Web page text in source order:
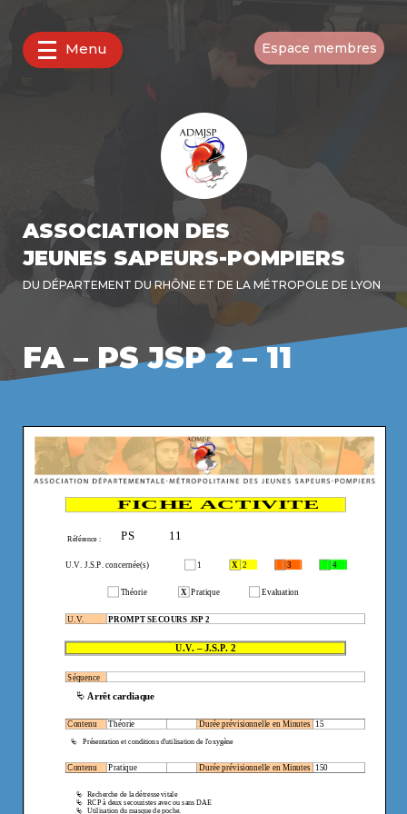
Menu Espace membres
ASSOCIATION DES
JEUNES SAPEURS-POMPIERS
DU DÉPARTEMENT DU RHÔNE ET DE LA MÉTROPOLE DE LYON
FA – PS JSP 2 – 11